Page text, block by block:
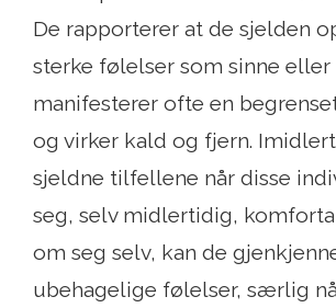
De rapporterer at de sjelden
sterke følelser som sinne eller
manifesterer ofte en
og virker kald og fjern.
sjeldne tilfellene når disse
seg, selv midlertidig,
om seg selv, kan de
ubehagelige følelser, særlig